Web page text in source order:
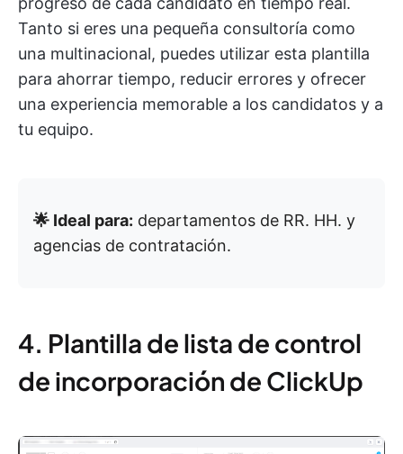
Tanto si eres una pequeña consultoría como
una multinacional, puedes utilizar esta plantilla
para ahorrar tiempo, reducir errores y ofrecer
una experiencia memorable a los candidatos y a
tu equipo.
🌟 Ideal para: departamentos de RR. HH. y
agencias de contratación.
4. Plantilla de lista de control
de incorporación de ClickUp